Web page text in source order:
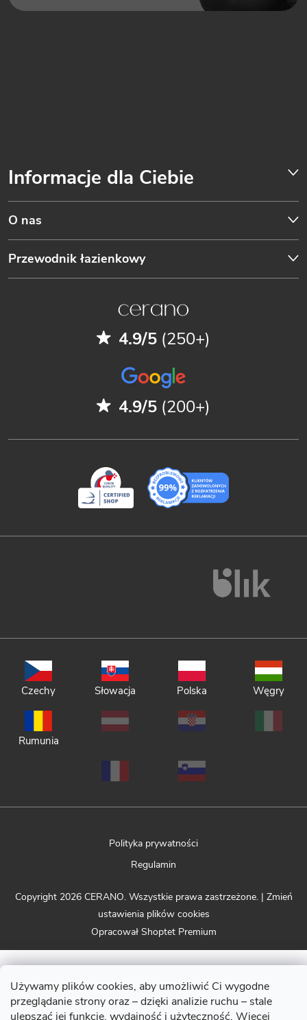
Używamy plików cookies, aby umożliwić Ci wygodne
przeglądanie strony oraz – dzięki analizie ruchu – stale
ulepszać jej funkcje, wydajność i użyteczność. Więcej
Informacje dla Ciebie
O nas
Przewodnik łazienkowy
4.9/5 (250+)
4.9/5 (200+)
Czechy Słowacja Polska Węgry
Rumunia
Polityka prywatności
Regulamin
Opracował Shoptet Premium
Copyright 2026 CERANO. Wszystkie prawa zastrzeżone. | Zmień
ustawienia plików cookies